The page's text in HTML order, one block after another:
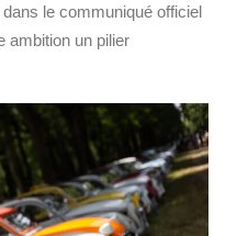
le communiqué officiel
ambition un pilier